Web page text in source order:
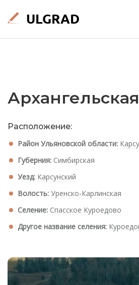
Расположение:
Район Ульяновской области:
Губерния: Симбирская
Уезд: Карсунский
Волость: Уренско-Карлинская
Селение: Спасское Куроедово
Другое название селения: